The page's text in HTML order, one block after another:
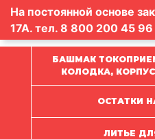
На постоянной основе
17А. тел. 8 800 200 45 96
БАШМАК
КОЛОДКА,
ОСТАТКИ
ЛИТЬЕ